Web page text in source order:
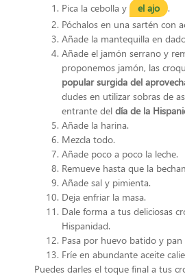
Pica la cebolla y el ajo
.
Póchalos en una sartén con
Añade la mantequilla en
Añade el jamón serrano y
proponemos jamón, las
popular surgida del
dudes en utilizar sobras de
entrante del día de la
Añade la harina.
Mezcla todo.
Añade poco a poco la leche.
Remueve hasta que la
Añade sal y pimienta.
Deja enfriar la masa.
Dale forma a tus deliciosas
Hispanidad.
Pasa por huevo batido y pan
Fríe en abundante aceite
Puedes darles el toque final a tus